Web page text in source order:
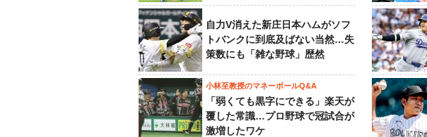
自力V消えた新庄日本ハムがソフ
トバンクに到底及ばない当然…失
策数にも「雑な野球」歴然
小林至教授のマネーボールQ&A
「弱くても黒字にできる」楽天が
覆した常識…プロ野球で冠試合が
激増したワケ